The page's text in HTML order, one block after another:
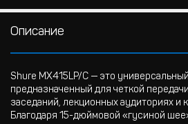
Описание
Shure MX415LP/C — это
предназначенный для четкой
заседаний, лекционных аудиториях и
Благодаря 15-дюймовой «гусиной